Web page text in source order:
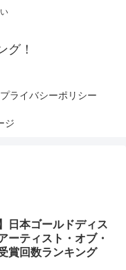
グ！
プライバシーポリシー
ジ
日本ゴールドディス
ーティスト・オブ・
賞回数ランキング